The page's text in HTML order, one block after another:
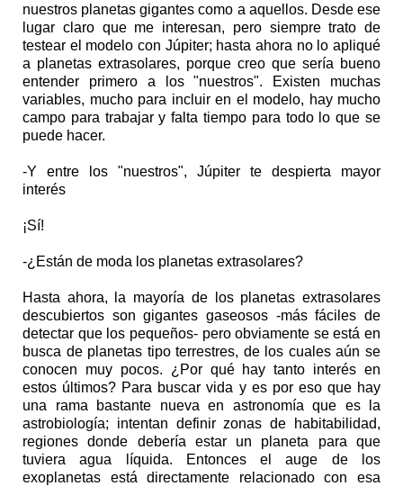
nuestros planetas gigantes como a aquellos. Desde ese
lugar claro que me interesan, pero siempre trato de
testear el modelo con Júpiter; hasta ahora no lo apliqué
a planetas extrasolares, porque creo que sería bueno
entender primero a los "nuestros". Existen muchas
variables, mucho para incluir en el modelo, hay mucho
campo para trabajar y falta tiempo para todo lo que se
puede hacer.
-Y entre los "nuestros", Júpiter te despierta mayor
interés
¡Sí!
-¿Están de moda los planetas extrasolares?
Hasta ahora, la mayoría de los planetas extrasolares
descubiertos son gigantes gaseosos -más fáciles de
detectar que los pequeños- pero obviamente se está en
busca de planetas tipo terrestres, de los cuales aún se
conocen muy pocos. ¿Por qué hay tanto interés en
estos últimos? Para buscar vida y es por eso que hay
una rama bastante nueva en astronomía que es la
astrobiología; intentan definir zonas de habitabilidad,
regiones donde debería estar un planeta para que
tuviera agua líquida. Entonces el auge de los
exoplanetas está directamente relacionado con esa